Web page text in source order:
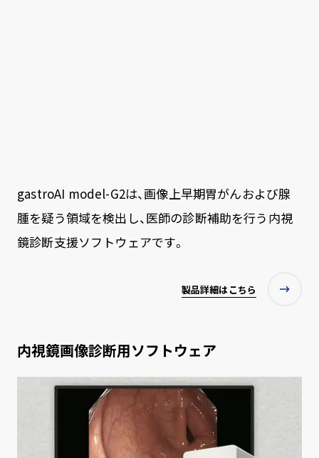
gastroAI model-G2は、画像上早期胃がんおよび腺
腫を疑う領域を検出し、医師の診断補助を行う内視
鏡診断支援ソフトウェアです。
製品詳細はこちら
内視鏡画像診断用ソフトウェア